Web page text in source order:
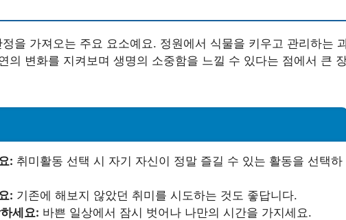
을 가져오는 주요 요소예요. 정원에서 식물을 키우고 관리하는
의 변화를 지켜보며 생명의 소중함을 느낄 수 있다는 점에서 큰
: 취미활동 선택 시 자기 자신이 정말 즐길 수 있는 활동을 선택하
: 기존에 해보지 않았던 취미를 시도하는 것도 좋답니다.
세요: 바쁜 일상에서 잠시 벗어나 나만의 시간을 가지세요.